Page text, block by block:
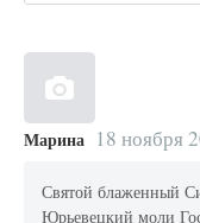
Марина 18 ноября
Святой блаженный
Юрьевецкий моли